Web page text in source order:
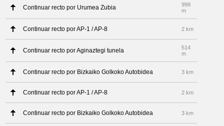
Continuar recto por Urumea Zubia
999
m
Continuar recto por AP-1 / AP-8 2 km
Continuar recto por Aginaztegi tunela
514
m
Continuar recto por Bizkaiko Golkoko Autobidea 3 km
Continuar recto por AP-1 / AP-8 2 km
Continuar recto por Bizkaiko Golkoko Autobidea 3 km